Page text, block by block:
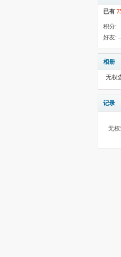
已有
积分:
-26
好友:
相册
无权
记录
无